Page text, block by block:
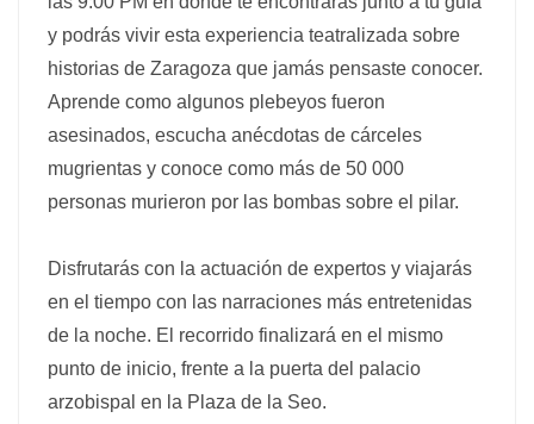
y podrás vivir esta experiencia teatralizada sobre
historias de Zaragoza que jamás pensaste conocer.
Aprende como algunos plebeyos fueron
asesinados, escucha anécdotas de cárceles
mugrientas y conoce como más de 50 000
personas murieron por las bombas sobre el pilar.
Disfrutarás con la actuación de expertos y viajarás
en el tiempo con las narraciones más entretenidas
de la noche. El recorrido finalizará en el mismo
punto de inicio, frente a la puerta del palacio
arzobispal en la Plaza de la Seo.